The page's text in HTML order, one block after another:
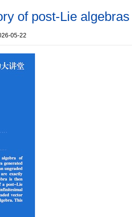
of post-Lie algebras
05-22